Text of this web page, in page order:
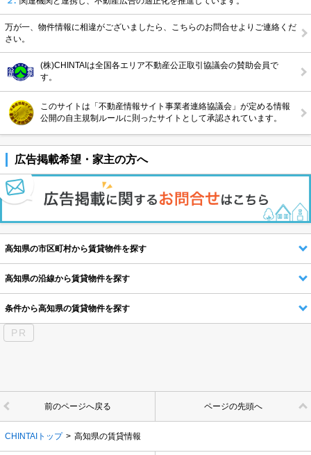
万が一、物件情報に相違がございましたら、こちらのお問合せよりご連絡くだ
さい。
(株)CHINTAIは全国各エリア不動産公正取引協議会の賛助会員で
す。
このサイトは「不動産情報サイト事業者連絡協議会」が定める情報
公開の自主規制ルールに則ったサイトとして承認されています。
広告掲載希望・家主の方へ
高知県の市区町村から賃貸物件を探す
高知県の沿線から賃貸物件を探す
条件から高知県の賃貸物件を探す
PR
前のページへ戻る ページの先頭へ
CHINTAIトップ 高知県の賃貸情報